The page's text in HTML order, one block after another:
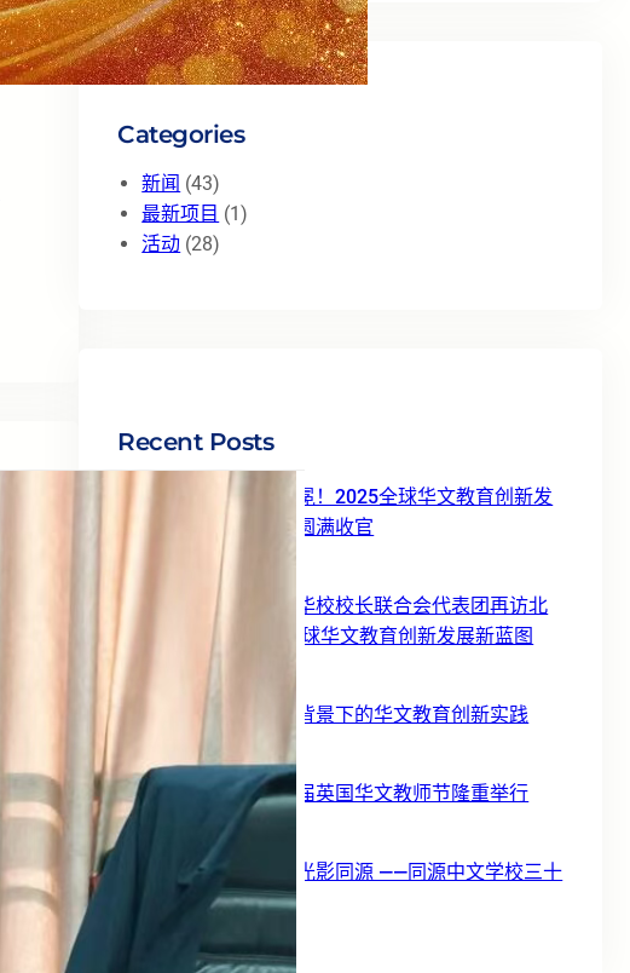
Categories
新闻 (43)
最新项目 (1)
活动 (28)
Recent Posts
智汇云端，荣耀加冕！2025全球华文教育创新发
展论坛暨颁奖盛典圆满收官
31 12 月, 2025
【转载】世界青年华校校长联合会代表团再访北
京华文学院 共绘全球华文教育创新发展新蓝图
【转载】人工智能背景下的华文教育创新实践
15 11 月, 2025
【转载】第二十五届英国华文教师节隆重举行
【转载】三十年华光影同源 ——同源中文学校三十
周年庆典纪实